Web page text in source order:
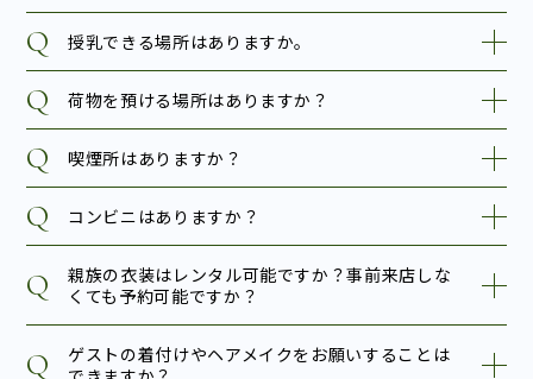
授乳できる場所はありますか。
荷物を預ける場所はありますか？
喫煙所はありますか？
コンビニはありますか？
親族の衣装はレンタル可能ですか？事前来店しな
くても予約可能ですか？
ゲストの着付けやヘアメイクをお願いすることは